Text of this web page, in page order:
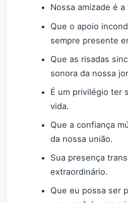
Nossa amizade é
Que o apoio
sempre presente
Que as risadas
sonora da nossa
É um privilégio ter
vida.
Que a confiança
da nossa união.
Sua presença
extraordinário.
Que eu possa ser